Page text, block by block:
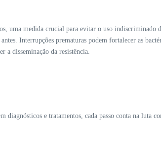
uma medida crucial para evitar o uso indiscriminado
Interrupções prematuras podem fortalecer as
a disseminação da resistência.
e tratamentos, cada passo conta na luta